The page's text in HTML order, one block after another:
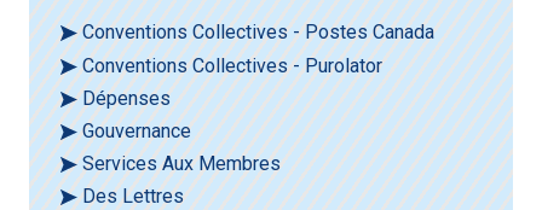
Conventions Collectives - Postes Canada
Conventions Collectives - Purolator
Dépenses
Gouvernance
Services Aux Membres
Des Lettres